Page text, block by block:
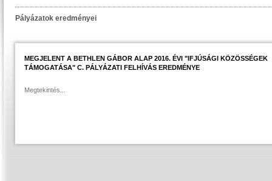
Pályázatok eredményei
MEGJELENT A BETHLEN GÁBOR ALAP 2016. ÉVI "IFJÚSÁGI KÖZÖSSÉGEK
TÁMOGATÁSA" C. PÁLYÁZATI FELHÍVÁS EREDMÉNYE
Megtekintés...